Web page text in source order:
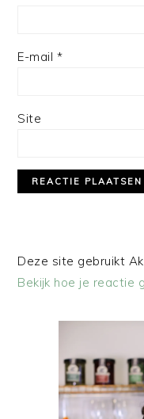
E-mail *
Site
Deze site gebruikt
Bekijk hoe je reactie